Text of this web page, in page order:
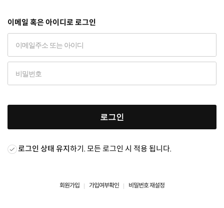
이메일 혹은 아이디로 로그인
로그인
로그인 상태 유지하기. 모든 로그인 시 적용 됩니다.
회원가입 가입여부확인 비밀번호 재설정